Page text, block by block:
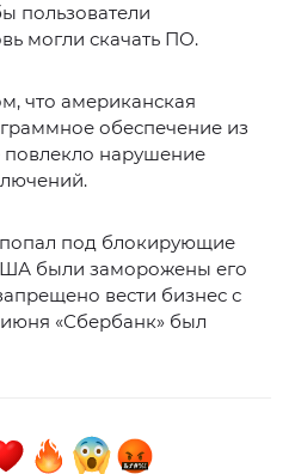
пользователи
могли скачать ПО.
что американская
обеспечение из
повлекло нарушение
под блокирующие
были заморожены его
вести бизнес с
«Сбербанк» был